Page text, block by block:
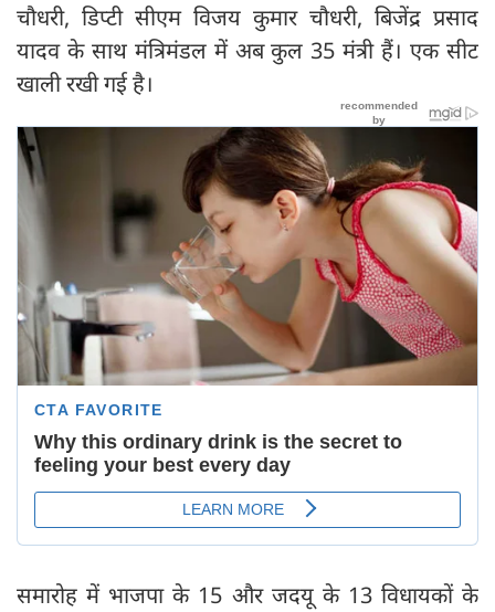
चौधरी, डिप्टी सीएम विजय कुमार चौधरी, बिजेंद्र प्रसाद
यादव के साथ मंत्रिमंडल में अब कुल 35 मंत्री हैं। एक सीट
खाली रखी गई है।
समारोह में भाजपा के 15 और जदयू के 13 विधायकों के